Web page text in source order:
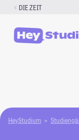
Zum
springen
DIE ZEIT
HeyStudium